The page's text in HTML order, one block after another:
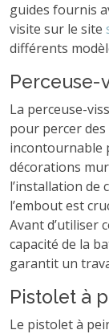
guides fournis
visite sur le site
différents
Perceuse-
La perceuse-
pour percer des
incontournable
décorations
l’installation de
l’embout est
Avant d’utiliser
capacité de la
garantit un
Pistolet à
Le pistolet à